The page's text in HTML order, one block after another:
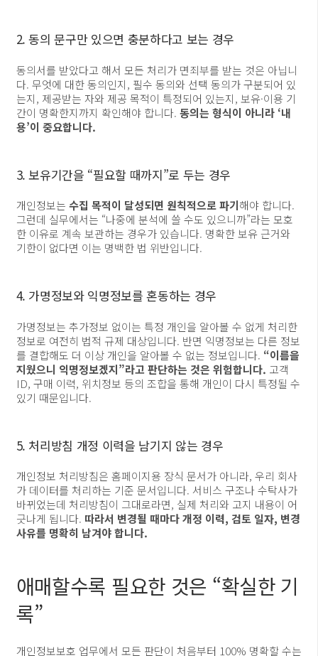
2. 동의 문구만 있으면 충분하다고 보는 경우
동의서를 받았다고 해서 모든 처리가 면죄부를 받는 것은 아닙니
다. 무엇에 대한 동의인지, 필수 동의와 선택 동의가 구분되어 있
는지, 제공받는 자와 제공 목적이 특정되어 있는지, 보유·이용 기
간이 명확한지까지 확인해야 합니다. 동의는 형식이 아니라 ‘내
용’이 중요합니다.
3. 보유기간을 “필요할 때까지”로 두는 경우
개인정보는 수집 목적이 달성되면 원칙적으로 파기해야 합니다.
그런데 실무에서는 “나중에 분석에 쓸 수도 있으니까”라는 모호
한 이유로 계속 보관하는 경우가 있습니다. 명확한 보유 근거와
기한이 없다면 이는 명백한 법 위반입니다.
4. 가명정보와 익명정보를 혼동하는 경우
가명정보는 추가정보 없이는 특정 개인을 알아볼 수 없게 처리한
정보로 여전히 법적 규제 대상입니다. 반면 익명정보는 다른 정보
를 결합해도 더 이상 개인을 알아볼 수 없는 정보입니다. “이름을
지웠으니 익명정보겠지”라고 판단하는 것은 위험합니다. 고객
ID, 구매 이력, 위치정보 등의 조합을 통해 개인이 다시 특정될 수
있기 때문입니다.
5. 처리방침 개정 이력을 남기지 않는 경우
개인정보 처리방침은 홈페이지용 장식 문서가 아니라, 우리 회사
가 데이터를 처리하는 기준 문서입니다. 서비스 구조나 수탁사가
바뀌었는데 처리방침이 그대로라면, 실제 처리와 고지 내용이 어
긋나게 됩니다. 따라서 변경될 때마다 개정 이력, 검토 일자, 변경
사유를 명확히 남겨야 합니다.
애매할수록 필요한 것은 “확실한 기
록”
개인정보보호 업무에서 모든 판단이 처음부터 100% 명확할 수는